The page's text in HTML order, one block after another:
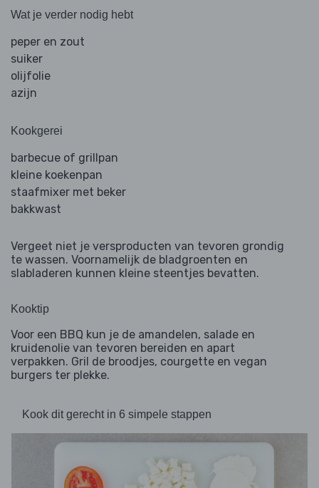
Wat je verder nodig hebt
peper en zout
suiker
olijfolie
azijn
Kookgerei
barbecue of grillpan
kleine koekenpan
staafmixer met beker
bakkwast
Vergeet niet je versproducten van tevoren grondig
te wassen. Voornamelijk de bladgroenten en
slabladeren kunnen kleine steentjes bevatten.
Kooktip
Voor een BBQ kun je de amandelen, salade en
kruidenolie van tevoren bereiden en apart
verpakken. Gril de broodjes, courgette en vegan
burgers ter plekke.
Kook dit gerecht in 6 simpele stappen